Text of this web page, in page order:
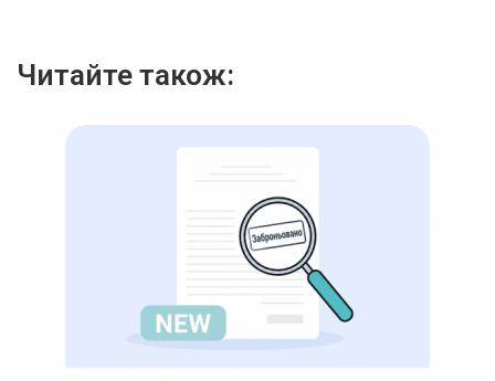
Читайте також: